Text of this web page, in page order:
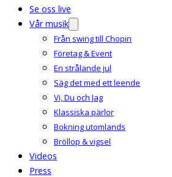
Se oss live
Vår musik
Från swing till Chopin
Företag & Event
En strålande jul
Säg det med ett leende
Vi, Du och Jag
Klassiska pärlor
Bokning utomlands
Bröllop & vigsel
Videos
Press